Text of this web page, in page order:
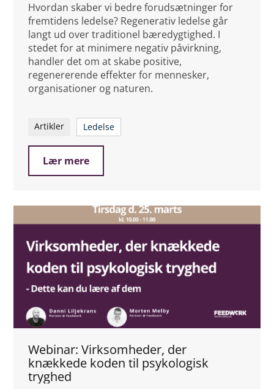
Hvordan skaber vi bedre forudsætninger for
fremtidens ledelse? Regenerativ ledelse går
langt ud over traditionel bæredygtighed. I
stedet for at minimere negativ påvirkning,
handler det om at skabe positive,
regenererende effekter for mennesker,
organisationer og naturen.
Artikler Ledelse
Lær mere
Webinar: Virksomheder, der
knækkede koden til psykologisk
tryghed